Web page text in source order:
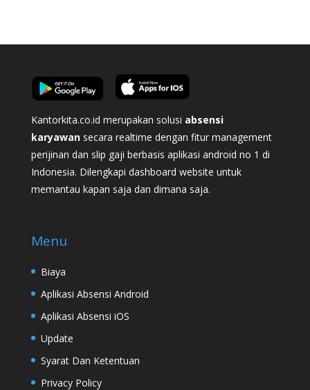
Kantorkita.co.id merupakan solusi absensi
karyawan secara realtime dengan fitur management
perijinan dan slip gaji berbasis aplikasi android no 1 di
Indonesia. Dilengkapi dashboard website untuk
memantau kapan saja dan dimana saja.
Menu
Biaya
Aplikasi Absensi Android
Aplikasi Absensi iOS
Update
Syarat Dan Ketentuan
Privacy Policy